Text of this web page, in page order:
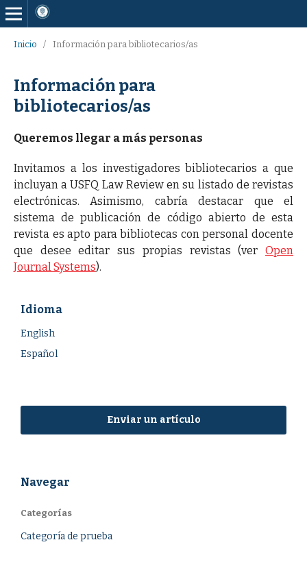
Inicio / Información para bibliotecarios/as
Información para
bibliotecarios/as
Queremos llegar a más personas
Invitamos a los investigadores bibliotecarios a que
incluyan a USFQ Law Review en su listado de revistas
electrónicas. Asimismo, cabría destacar que el
sistema de publicación de código abierto de esta
revista es apto para bibliotecas con personal docente
que desee editar sus propias revistas (verOpen
Journal Systems).
Idioma
English
Español
Enviar un artículo
Navegar
Categorías
Categoría de prueba